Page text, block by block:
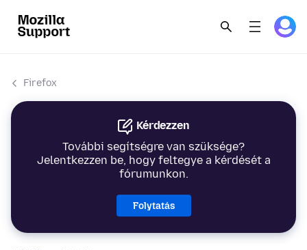
Firefox
Kérdezzen
További segítségre van szüksége?
Jelentkezzen be, hogy feltegye a kérdését a
fórumunkon.
Folytatás